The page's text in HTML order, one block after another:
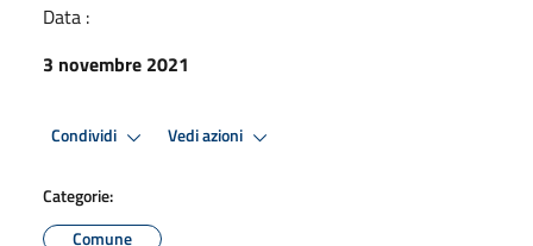
Data :
3 novembre 2021
Condividi Vedi azioni
Categorie:
Comune